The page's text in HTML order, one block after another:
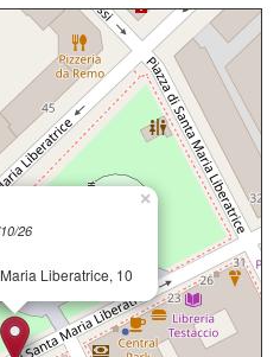
×
26
Liberatrice, 10